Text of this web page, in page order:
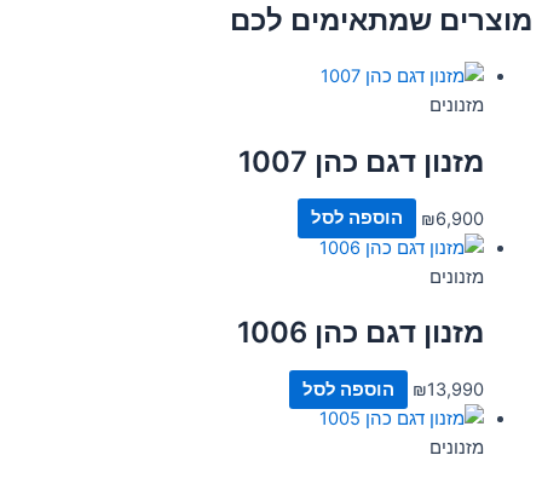
מוצרים שמתאימים לכם
מזנונים
מזנון דגם כהן 1007
₪6,900 הוספה לסל
מזנונים
מזנון דגם כהן 1006
₪13,990 הוספה לסל
מזנונים